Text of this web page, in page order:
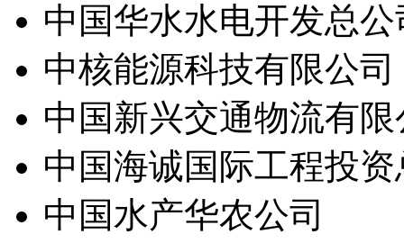
中国华水水电开发总公
中核能源科技有限公司
中国新兴交通物流有限
中国海诚国际工程投资
中国水产华农公司